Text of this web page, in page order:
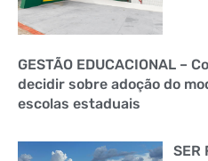
GESTÃO EDUCACIONAL –
decidir sobre adoção do
escolas estaduais
SER